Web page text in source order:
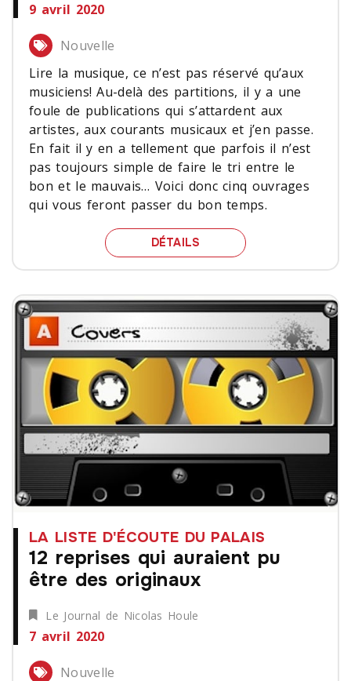
9 avril 2020
Nouvelle
Lire la musique, ce n’est pas réservé qu’aux
musiciens! Au-delà des partitions, il y a une
foule de publications qui s’attardent aux
artistes, aux courants musicaux et j’en passe.
En fait il y en a tellement que parfois il n’est
pas toujours simple de faire le tri entre le
bon et le mauvais… Voici donc cinq ouvrages
qui vous feront passer du bon temps.
DÉTAILS CINQ LIVRES À TENEUR
LA LISTE D'ÉCOUTE DU PALAIS
12 reprises qui auraient pu
être des originaux
Le Journal de Nicolas Houle
7 avril 2020
Nouvelle